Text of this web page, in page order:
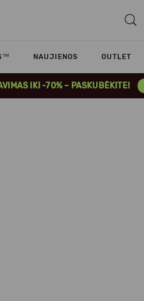
NAUJIENOS OUTLET
IKI -70% – PASKUBĖKITE!